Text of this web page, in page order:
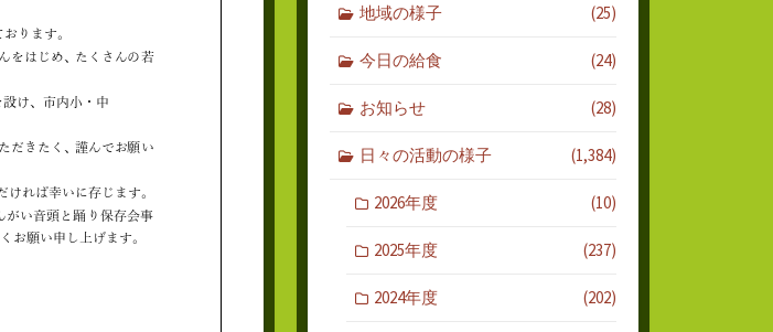
地域の様子 (25)
今日の給食 (24)
お知らせ (28)
日々の活動の様子 (1,384)
2026年度 (10)
2025年度 (237)
2024年度 (202)